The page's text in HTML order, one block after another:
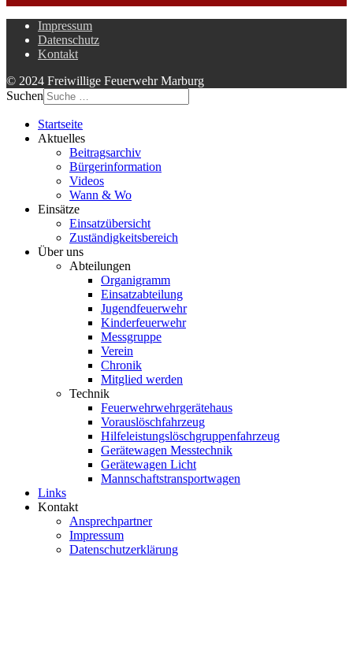
Impressum
Datenschutz
Kontakt
© 2024 Freiwillige Feuerwehr Marburg
Suchen
Startseite
Aktuelles
Beitragsarchiv
Bürgerinformation
Videos
Wann & Wo
Einsätze
Einsatzübersicht
Zuständigkeitsbereich
Über uns
Abteilungen
Organigramm
Einsatzabteilung
Jugendfeuerwehr
Kinderfeuerwehr
Messgruppe
Verein
Chronik
Mitglied werden
Technik
Feuerwehrwehrgerätehaus
Vorauslöschfahrzeug
Hilfeleistungslöschgruppenfahrzeug
Gerätewagen Messtechnik
Gerätewagen Licht
Mannschaftstransportwagen
Links
Kontakt
Ansprechpartner
Impressum
Datenschutzerklärung